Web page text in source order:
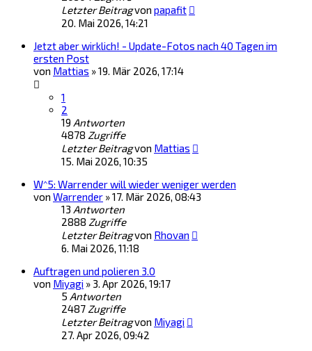
Letzter Beitragvon papafit
20. Mai 2026, 14:21
Jetzt aber wirklich! - Update-Fotos nach 40 Tagen im
ersten Post
von Mattias »19. Mär 2026, 17:14
1
2
19 Antworten
4878 Zugriffe
Letzter Beitragvon Mattias
15. Mai 2026, 10:35
W^5: Warrender will wieder weniger werden
von Warrender »17. Mär 2026, 08:43
13 Antworten
2888 Zugriffe
Letzter Beitragvon Rhovan
6. Mai 2026, 11:18
Auftragen und polieren 3.0
von Miyagi » 3. Apr 2026, 19:17
5 Antworten
2487 Zugriffe
Letzter Beitragvon Miyagi
27. Apr 2026, 09:42